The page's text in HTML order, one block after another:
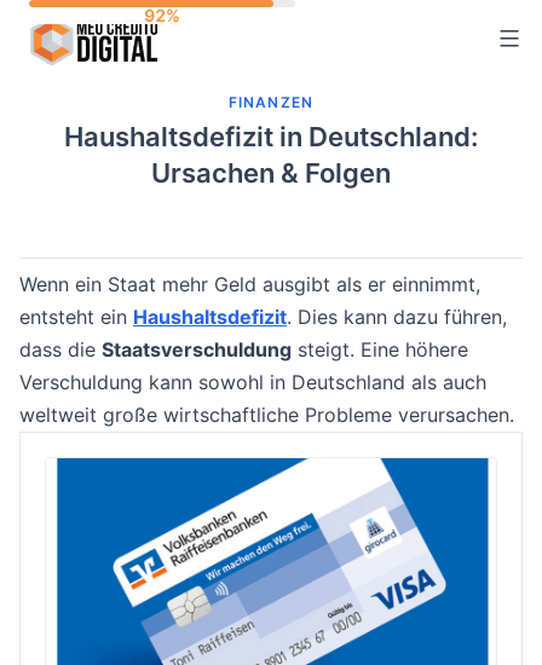
FINANZEN
Haushaltsdefizit in Deutschland:
Ursachen & Folgen
Wenn ein Staat mehr Geld ausgibt als er einnimmt,
entsteht ein Haushaltsdefizit. Dies kann dazu führen,
dass die Staatsverschuldung steigt. Eine höhere
Verschuldung kann sowohl in Deutschland als auch
weltweit große wirtschaftliche Probleme verursachen.